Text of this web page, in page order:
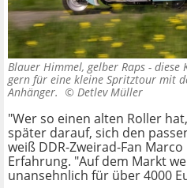
Blauer Himmel, gelber Raps - diese
gern für eine kleine Spritztour mit
Anhänger. © Detlev Müller
"Wer so einen alten Roller
später darauf, sich den
weiß DDR-Zweirad-Fan
Erfahrung. "Auf dem Markt
unansehnlich für über 4000